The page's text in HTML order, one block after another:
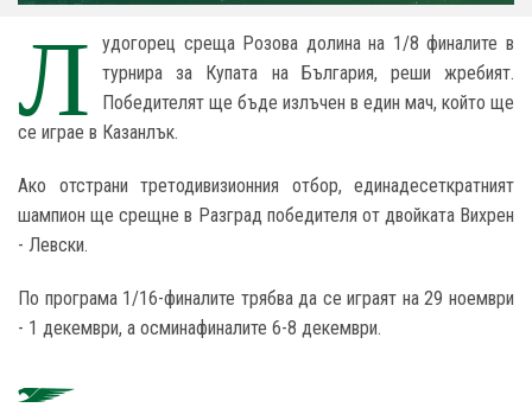
Л
удогорец среща Розова долина на 1/8 финалите в
турнира за Купата на България, реши жребият.
Победителят ще бъде излъчен в един мач, който ще
се играе в Казанлък.
Ако отстрани третодивизионния отбор, единадесеткратният
шампион ще срещне в Разград победителя от двойката Вихрен
- Левски.
По програма 1/16-финалите трябва да се играят на 29 ноември
- 1 декември, а осминафиналите 6-8 декември.